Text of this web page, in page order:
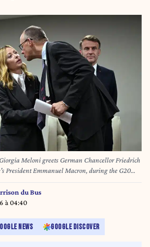
Meloni greets German Chancellor Friedrich
President Emmanuel Macron, during the G20
South Africa. Picture date: Saturday November
du Bus
à 04:40
NEWS GOOGLE DISCOVER